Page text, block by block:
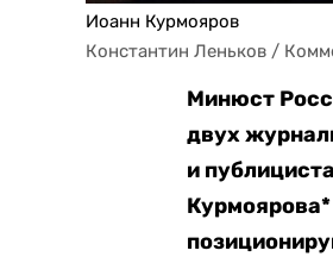
Иоанн Курмояров
Константин Леньков /
Минюст
двух
и